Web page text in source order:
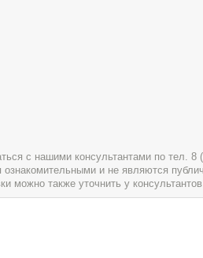
с нашими консультантами по тел. 8
и не являются
также уточнить у консультантов